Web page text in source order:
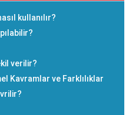
kullanılır?
verilir?
Kavramlar ve Farklılıklar